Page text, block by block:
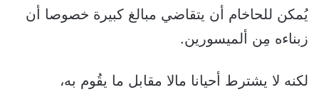
يُمكن للحاخام أن يتقاضي مبالغ كبيرة خصوصا أن
زبناءه مِن ألميسورين.
لكنه لا يشترط أحيانا مالا مقابل ما يقُوم به،